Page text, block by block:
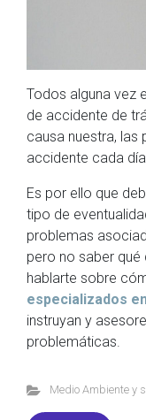
Todos alguna vez
de accidente de
causa nuestra, las
accidente cada
Es por ello que
tipo de
problemas
pero no saber qué
hablarte sobre
especializados
instruyan y
problemáticas.
Medio Ambiente y